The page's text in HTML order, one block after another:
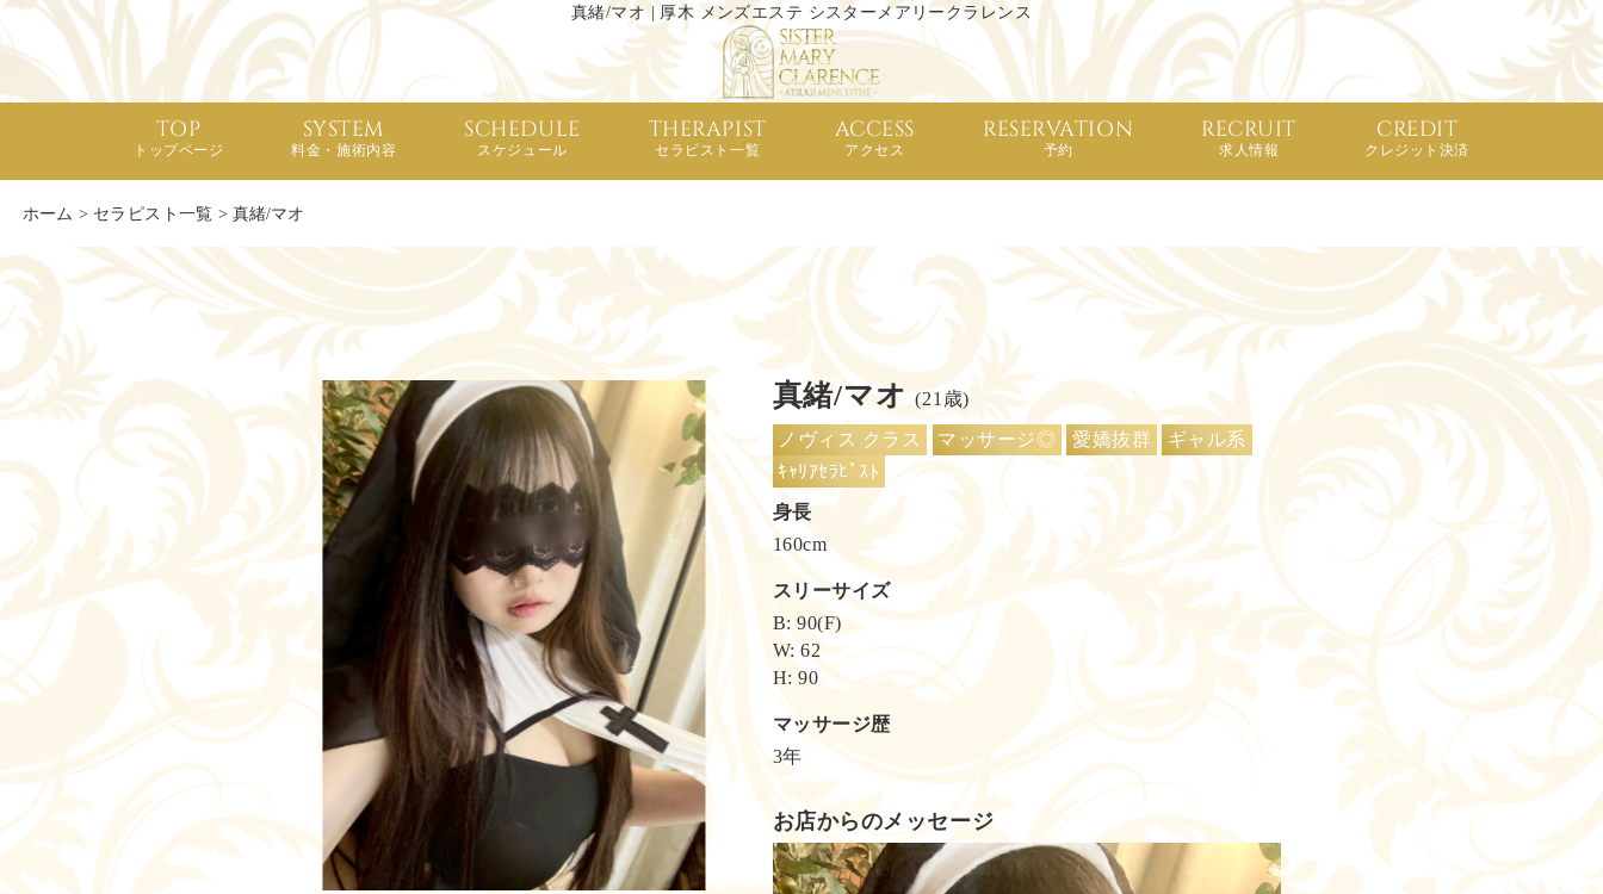
真緒/マオ | 厚木 メンズエステ シスターメアリークラレンス
TOP
トップページ
SYSTEM
料金・施術内容
SCHEDULE
スケジュール
THERAPIST
セラピスト一覧
ACCESS
アクセス
RESERVATION
予約
RECRUIT
求人情報
CREDIT
クレジット決済
ホーム > セラピスト一覧 > 真緒/マオ
真緒/マオ(21歳)
ノヴィス クラス マッサージ◎ 愛嬌抜群
ギャル系
ｷｬﾘｱｾﾗﾋﾟｽﾄ
身長
160cm
スリーサイズ
B: 90(F)
W: 62
H: 90
マッサージ歴
3年
お店からのメッセージ
動
画